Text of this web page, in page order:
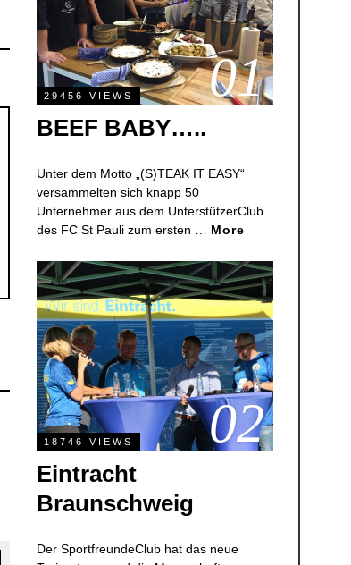
01
29456 VIEWS
BEEF BABY…..
Unter dem Motto „(S)TEAK IT EASY“
versammelten sich knapp 50
Unternehmer aus dem UnterstützerClub
des FC St Pauli zum ersten … More
02
18746 VIEWS
Eintracht
Braunschweig
Der SportfreundeClub hat das neue